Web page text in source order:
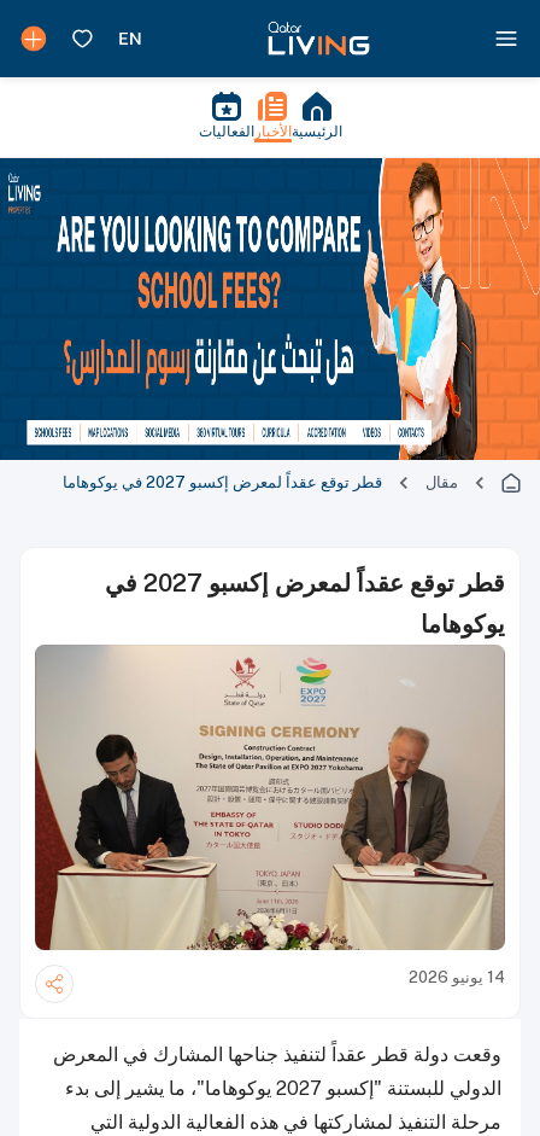
الرئيسية الأخبار الفعاليات
مقال قطر توقع عقداً لمعرض إكسبو 2027 في يوكوهاما
قطر توقع عقداً لمعرض إكسبو 2027 في
يوكوهاما
14 يونيو 2026
وقعت دولة قطر عقداً لتنفيذ جناحها المشارك في المعرض
الدولي للبستنة "إكسبو 2027 يوكوهاما"، ما يشير إلى بدء
مرحلة التنفيذ لمشاركتها في هذه الفعالية الدولية التي